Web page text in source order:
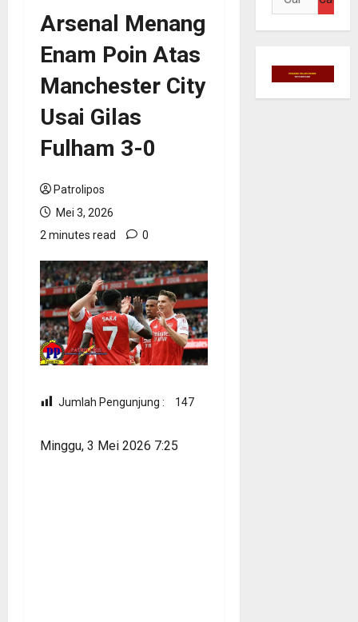
Arsenal Menang
Enam Poin Atas
Manchester City
Usai Gilas
Fulham 3-0
Patrolipos
Mei 3, 2026
2 minutes read
0
Jumlah Pengunjung : 147
Minggu, 3 Mei 2026 7:25
untuk: